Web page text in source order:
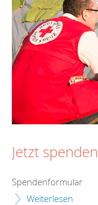
Jetzt spenden
Spendenformular
Weiterlesen